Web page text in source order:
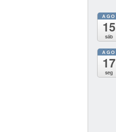
AGO
15
sáb
AGO
17
seg